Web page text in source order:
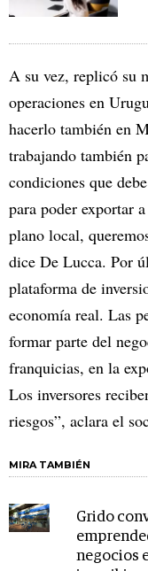
A su vez, replicó su
operaciones en
hacerlo también en
trabajando también
condiciones que
para poder exportar
plano local,
dice De Lucca. Por
plataforma de
economía real. Las
formar parte del
franquicias, en la
Los inversores
riesgos”, aclara el
MIRA TAMBIÉN
Grido
negocios